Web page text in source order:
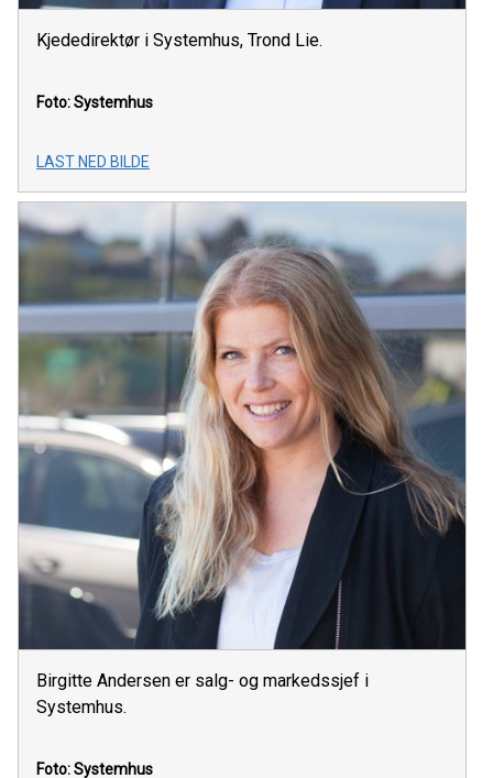
Kjededirektør i Systemhus, Trond Lie.
Foto: Systemhus
LAST NED BILDE
Birgitte Andersen er salg- og markedssjef i
Systemhus.
Foto: Systemhus